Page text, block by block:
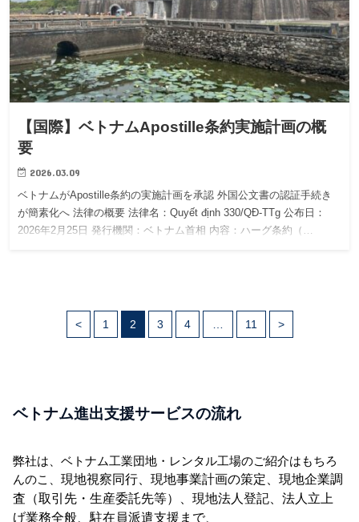
【国際】ベトナムApostille条約実施計画の概
要
2026.03.09
ベトナムがApostille条約の実施計画を承認 外国公文書の認証手続き
が簡素化へ 法律の概要 法律名：Quyết định 330/QĐ-TTg 公布日：
2026年2月25日 発行機関：ベトナム首相 内容：ハーグ条約（…
< 1 2 3 4 11 >
ベトナム進出支援サービスの流れ
弊社は、ベトナム工業団地・レンタル工場のご紹介はもちろ
んのこ、現地視察同行、現地事業計画の策定、現地企業調
査（取引先・生産委託先等）、現地法人登記、法人立上
げ業務全般、駐在員派遣支援まで、